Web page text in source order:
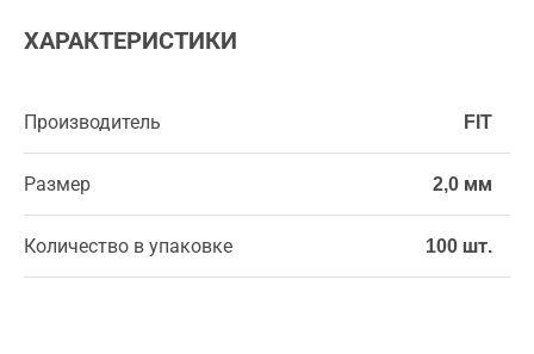
ХАРАКТЕРИСТИКИ
Производитель FIT
Размер 2,0 мм
Количество в упаковке 100 шт.